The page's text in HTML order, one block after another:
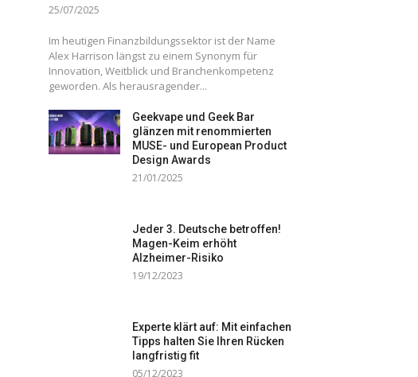
25/07/2025
Im heutigen Finanzbildungssektor ist der Name
Alex Harrison längst zu einem Synonym für
Innovation, Weitblick und Branchenkompetenz
geworden. Als herausragender...
Geekvape und Geek Bar
glänzen mit renommierten
MUSE- und European Product
Design Awards
21/01/2025
Jeder 3. Deutsche betroffen!
Magen-Keim erhöht
Alzheimer-Risiko
19/12/2023
Experte klärt auf: Mit einfachen
Tipps halten Sie Ihren Rücken
langfristig fit
05/12/2023